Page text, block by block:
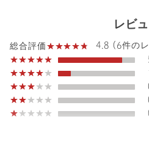
地を使用。
ご自宅での手洗いも可能も嬉しいポ
■コーディネート
セットでオールインワン風に着用い
それぞれ単品での着用もできる
レビ
総合評価
4.8 (6件の